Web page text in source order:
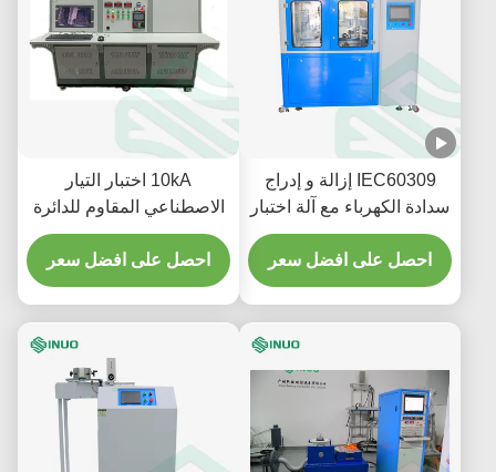
IEC60309 إزالة و إدراج
سدادة الكهرباء مع آلة اختبار
القبول
احصل على افضل سعر
10kA اختبار التيار
الاصطناعي المقاوم للدائرة
القصيرة IEC 62196-1
متوافق مع اختبار EV
احصل على افضل سعر